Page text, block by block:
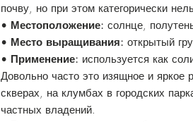
почву, но при этом категорически
• Местоположение: солнце,
• Место выращивания: открытый
• Применение: используется как
Довольно часто это изящное и яркое
скверах, на клумбах в городских
частных владений.